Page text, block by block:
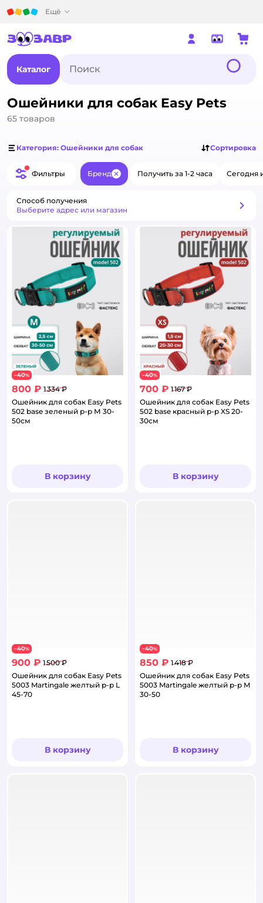
Ещё
Каталог
Ошейники для собак Easy Pets
65 товаров
Категория: Ошейники для собак Сортировка
Фильтры Бренд ЗакрытьПолучить за 1-2 часа Сегодня
Способ получения
Выберите адрес или магазин
−40%
800 ₽ 1 334 ₽
Ошейник для собак Easy Pets
502 base зеленый р-р М 30-
50см
В корзину
−40%
700 ₽ 1 167 ₽
Ошейник для собак Easy Pets
502 base красный р-р XS 20-
30см
В корзину
−40%
900 ₽ 1 500 ₽
Ошейник для собак Easy Pets
5003 Martingale желтый р-р L
45-70
В корзину
−40%
850 ₽ 1 418 ₽
Ошейник для собак Easy Pets
5003 Martingale желтый р-р M
30-50
В корзину